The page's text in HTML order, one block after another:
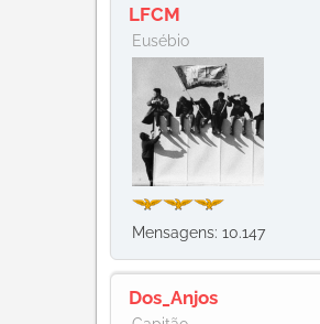
LFCM
Eusébio
Mensagens: 10.147
Dos_Anjos